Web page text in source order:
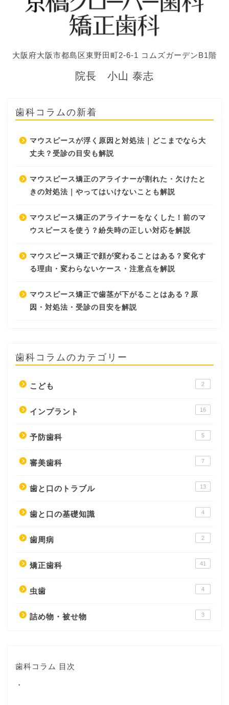
大阪府大阪市都島区東野田町2-6-1 コムズガーデンB1階
院長 小山 泰志
歯科コラムの新着
マウスピースが浮く原因と対処法｜どこまでなら大
丈夫？受診の目安も解説
マウスピース矯正のアライナーが割れた・欠けたと
きの対処法｜やってはいけないことも解説
マウスピース矯正のアライナーをなくした！前のマ
ウスピースを使う？紛失時の正しい対応を解説
マウスピース矯正で顔が変わることはある？変化す
る理由・変わらないケース・注意点を解説
マウスピース矯正で歯茎が下がることはある？原
因・対処法・受診の目安を解説
歯科コラムのカテゴリー
こども 2
インプラント 16
予防歯科 5
審美歯科 7
歯と口のトラブル 13
歯と口の基礎知識 4
歯周病 2
矯正歯科 41
虫歯 4
詰め物・被せ物 3
歯科コラム 目次
・